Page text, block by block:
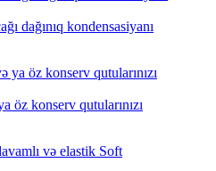
dağınıq kondensasiyanı
öz konserv qutularınızı